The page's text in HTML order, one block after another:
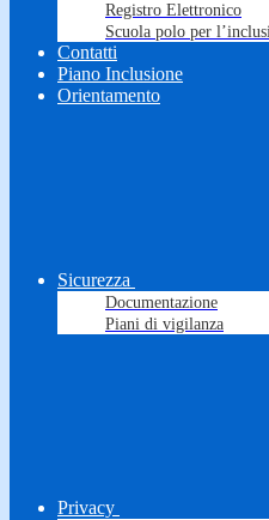
Registro Elettronico
Scuola polo per
Contatti
Piano Inclusione
Orientamento
Sicurezza
Documentazione
Piani di vigilanza
Privacy